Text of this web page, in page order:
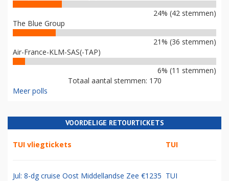
24% (42 stemmen)
The Blue Group
21% (36 stemmen)
Air-France-KLM-SAS(-TAP)
6% (11 stemmen)
Totaal aantal stemmen: 170
Meer polls
VOORDELIGE RETOURTICKETS
TUI vliegtickets TUI
Jul: 8-dg cruise Oost Middellandse Zee €1235 TUI